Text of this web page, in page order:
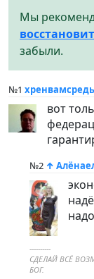
Мы
забыли.
№1
вот
№2 ↑
----------
СДЕЛАЙ ВСЁ
БОГ.